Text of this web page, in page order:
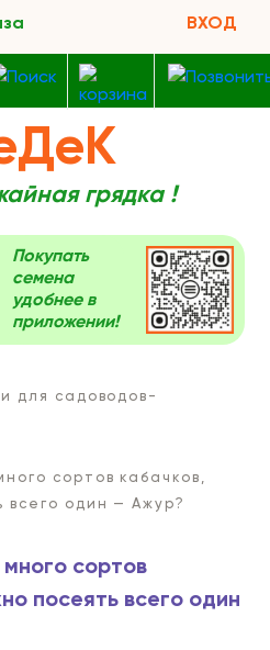
ВХОД
грядка !
Покупать
семена
удобнее в
приложении!
для садоводов-
сортов кабачков,
всего один — Ажур?
сортов
посеять всего один